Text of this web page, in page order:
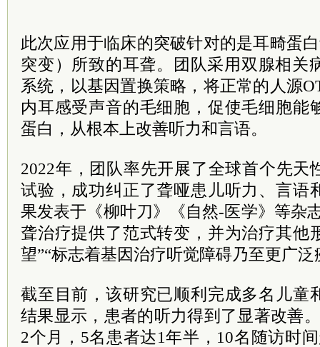
此次应用于临床的突破针对的是耳畸蛋
突变）所致的耳聋。团队采用双腺相关
系统，以基因置换策略，将正常的人源
内耳感受声音的毛细胞，促使毛细胞能
蛋白，从根本上改善听力和言语。
2022年，团队率先开展了全球首个先天
试验，成功纠正了聋哑患儿听力、言语
果发表于《柳叶刀》《自然-医学》等杂
聋治疗提供了范式转变，并为治疗其他
望”“标志着基因治疗听觉障碍乃至更广
截至目前，该研究已顺利完成多名儿童
结果显示，患者的听力得到了显著改善
2个月，5名患者达1年半，10名随访时